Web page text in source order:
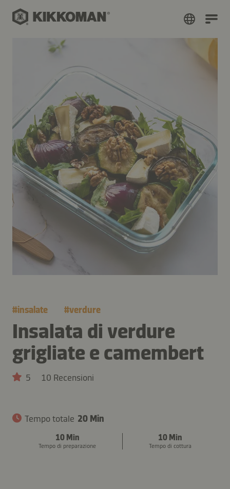
#insalate #verdure
Insalata di verdure
grigliate e camembert
5 10 Recensioni
Tempo totale 20 Min
10 Min
Tempo di preparazione
10 Min
Tempo di cottura